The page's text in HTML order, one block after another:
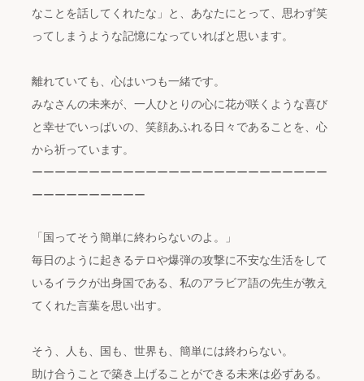
なことを話してくれたな」と、あなたにとって、思わず笑
ってしまうような記憶になっていればと思います。
離れていても、心はいつも一緒です。
みなさんの未来が、一人ひとりの心に花が咲くような喜び
と幸せでいっぱいの、笑顔あふれる日々であることを、心
から祈っています。
ーーーーーーーーーーーーーーーーーーーーーーーーーー
ーーーーーーーーーー
「国ってそう簡単に終わらないのよ。」
毎日のように起きるテロや爆弾の攻撃に不安な生活をして
いるイラクが出身国である、私のアラビア語の先生が教え
てくれた言葉を思い出す。
そう、人も、国も、世界も、簡単には終わらない。
助け合うことで築き上げることができる未来は必ずある。